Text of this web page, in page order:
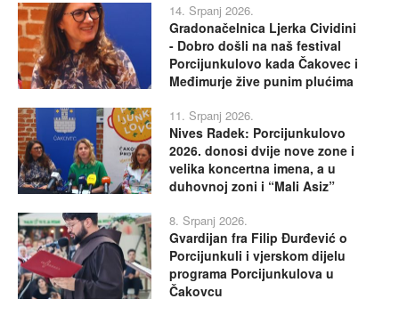
14. Srpanj 2026.
Gradonačelnica Ljerka Cividini
- Dobro došli na naš festival
Porcijunkulovo kada Čakovec i
Međimurje žive punim plućima
11. Srpanj 2026.
Nives Radek: Porcijunkulovo
2026. donosi dvije nove zone i
velika koncertna imena, a u
duhovnoj zoni i “Mali Asiz”
8. Srpanj 2026.
Gvardijan fra Filip Đurđević o
Porcijunkuli i vjerskom dijelu
programa Porcijunkulova u
Čakovcu